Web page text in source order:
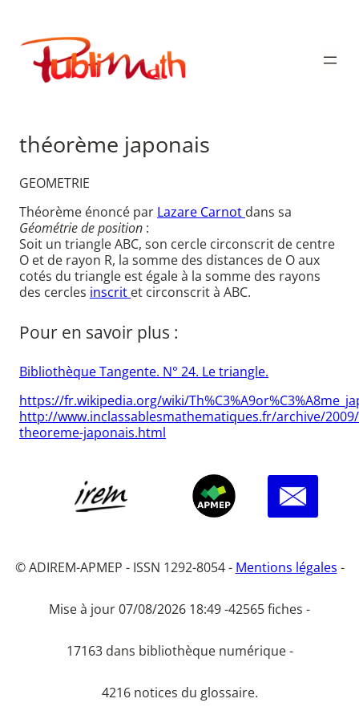
contenu
Publimath
théorème japonais
GEOMETRIE
Théorème énoncé par Lazare Carnot dans sa
Géométrie de position :
Soit un triangle ABC, son cercle circonscrit de centre
O et de rayon R, la somme des distances de O aux
cotés du triangle est égale à la somme des rayons
des cercles inscrit et circonscrit à ABC.
Pour en savoir plus :
Bibliothèque Tangente. N° 24. Le triangle.
https://fr.wikipedia.org/wiki/
http://www.inclassablesmathematiques.fr/archive/
theoreme-japonais.html
© ADIREM-APMEP - ISSN 1292-8054 - Mentions légales -
Mise à jour 07/08/2026 18:49 -42565 fiches -
17163 dans bibliothèque numérique -
4216 notices du glossaire.